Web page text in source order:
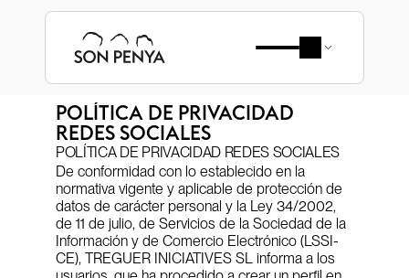
POLÍTICA DE PRIVACIDAD
REDES SOCIALES
POLÍTICA DE PRIVACIDAD REDES SOCIALES
De conformidad con lo establecido en la
normativa vigente y aplicable de protección de
datos de carácter personal y la Ley 34/2002,
de 11 de julio, de Servicios de la Sociedad de la
Información y de Comercio Electrónico (LSSI-
CE), TREGUER INICIATIVES SL informa a los